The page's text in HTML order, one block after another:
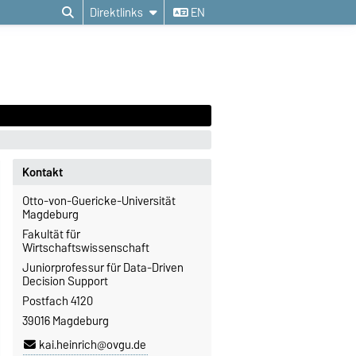
Direktlinks EN
Kontakt
Otto-von-Guericke-Universität
Magdeburg
Fakultät für
Wirtschaftswissenschaft
Juniorprofessur für Data-Driven
Decision Support
Postfach 4120
39016 Magdeburg
kai.heinrich@ovgu.de